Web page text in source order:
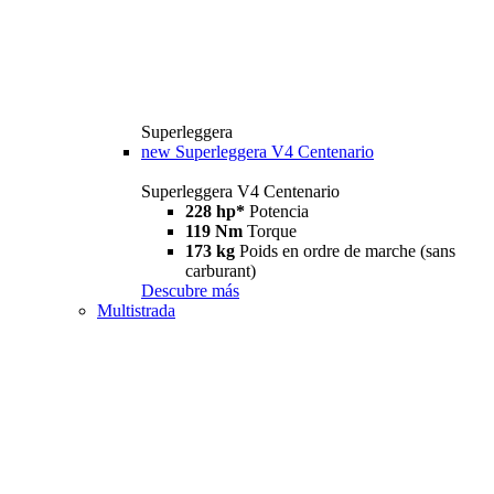
Superleggera
new Superleggera V4 Centenario
Superleggera V4 Centenario
228 hp* Potencia
119 Nm Torque
173 kg Poids en ordre de marche (sans
carburant)
Descubre más
Multistrada